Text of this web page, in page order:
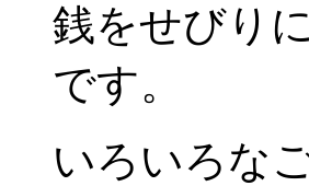
銭をせびり
です。
いろいろな